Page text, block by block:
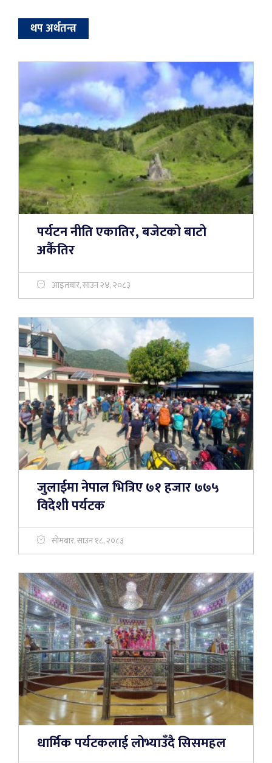
थप अर्थतन्त्र
पर्यटन नीति एकातिर, बजेटको बाटो
अर्कैतिर
आइतबार, साउन २४, २०८३
जुलाईमा नेपाल भित्रिए ७१ हजार ७७५
विदेशी पर्यटक
सोमबार, साउन १८, २०८३
धार्मिक पर्यटकलाई लोभ्याउँदै सिसमहल